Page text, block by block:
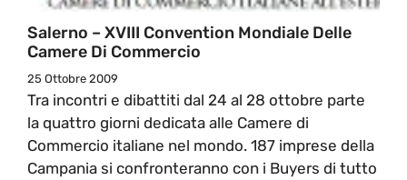
Salerno – XVIII Convention Mondiale Delle
Camere Di Commercio
25 Ottobre 2009
Tra incontri e dibattiti dal 24 al 28 ottobre parte
la quattro giorni dedicata alle Camere di
Commercio italiane nel mondo. 187 imprese della
Campania si confronteranno con i Buyers di tutto